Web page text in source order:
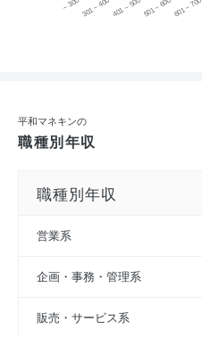
~ 300 301 ~ 400 401 ~ 500501 ~ 600601 ~ 700
平和マネキンの
職種別年収
職種別年収
営業系
企画・事務・管理系
販売・サービス系